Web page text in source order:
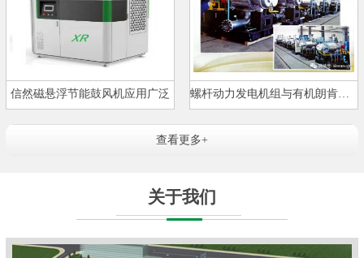
信然磁悬浮节能鼓风机应用广泛 螺杆动力发电机组与有机朗肯循环…
查看更多+
关于我们